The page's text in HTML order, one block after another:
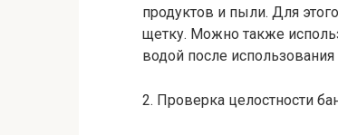
продуктов и пыли. Для
щетку. Можно также
водой после использования
2. Проверка целостности